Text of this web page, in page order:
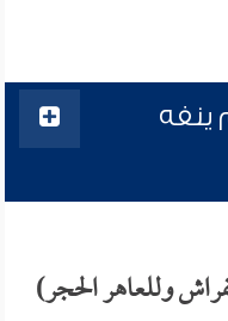
ينفه
وللعاهر الحجر)